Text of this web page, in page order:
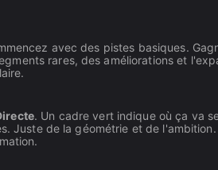
avec des pistes basiques.
rares, des améliorations et
. Un cadre vert indique où ça va
Juste de la géométrie et de